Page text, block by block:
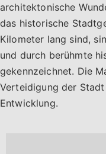
architektonische
das historische
Kilometer lang sind,
und durch berühmte
gekennzeichnet. Die
Verteidigung der
Entwicklung.